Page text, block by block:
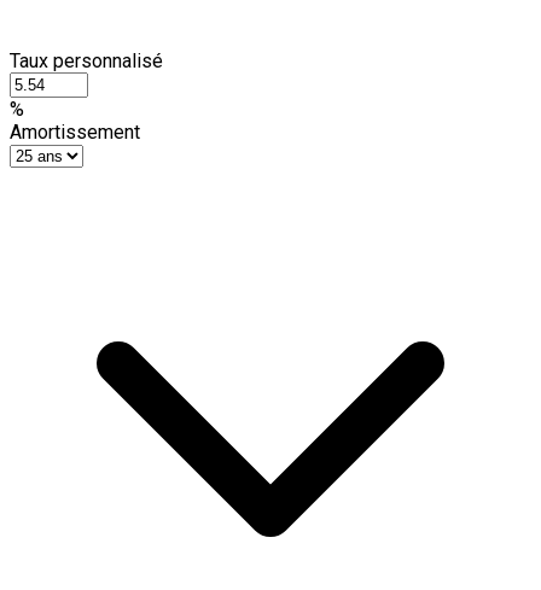
Taux personnalisé
%
Amortissement